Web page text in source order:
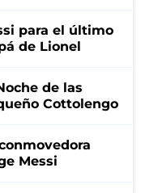
para el último
de Lionel
de las
Cottolengo
Messi